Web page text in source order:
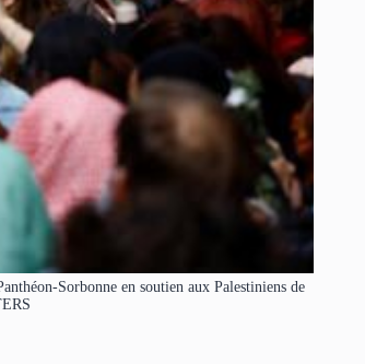
Sorbonne en soutien aux Palestiniens de